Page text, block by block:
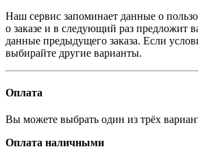
Наш сервис запоминает данные о
о заказе и в следующий раз предложит
данные предыдущего заказа. Если
выбирайте другие варианты.
Оплата
Вы можете выбрать один из трёх
Оплата наличными